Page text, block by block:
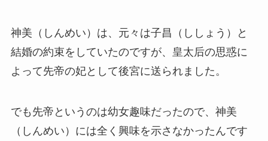
神美（しんめい）は、元々は子昌（ししょう）と
結婚の約束をしていたのですが、皇太后の思惑に
よって先帝の妃として後宮に送られました。
でも先帝というのは幼女趣味だったので、神美
（しんめい）には全く興味を示さなかったんです